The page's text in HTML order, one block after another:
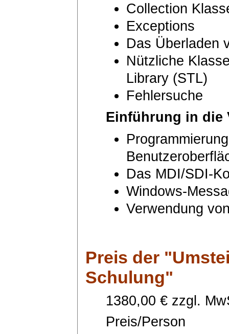
Collection
Exceptions
Das Überladen
Nützliche
Library (STL)
Fehlersuche
Einführung in die
Das MDI/SDI-
Windows-
Verwendung
Preis der
Schulung"
1380,00 € zzgl.
Preis/Person